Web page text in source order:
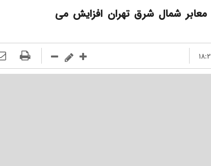
معابر شمال شرق تهران افزایش می